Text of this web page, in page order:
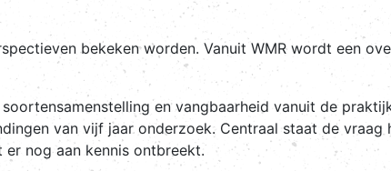
bekeken worden. Vanuit WMR wordt een
en vangbaarheid vanuit de
van vijf jaar onderzoek. Centraal staat de vraag
nog aan kennis ontbreekt.